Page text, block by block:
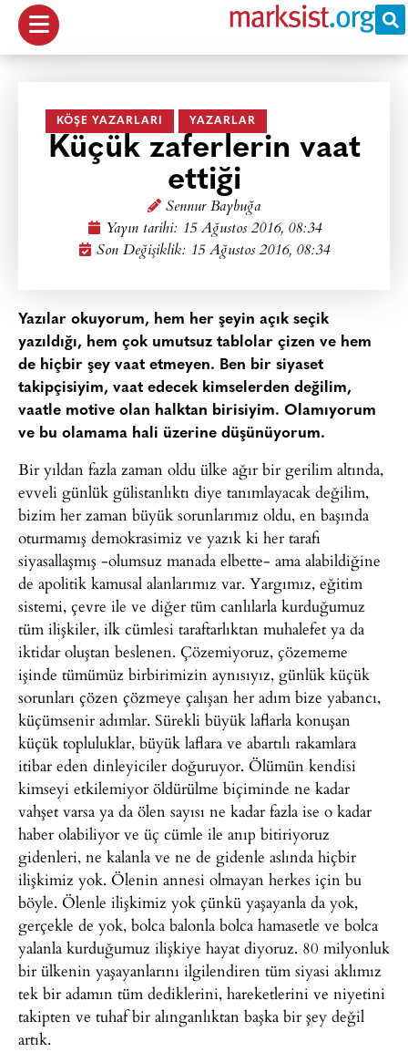
KÖŞE YAZARLARI YAZARLAR
Küçük zaferlerin vaat
ettiği
Sennur Baybuğa
Yayın tarihi: 15 Ağustos 2016, 08:34
Son Değişiklik: 15 Ağustos 2016, 08:34
Yazılar okuyorum, hem her şeyin açık seçik
yazıldığı, hem çok umutsuz tablolar çizen ve hem
de hiçbir şey vaat etmeyen. Ben bir siyaset
takipçisiyim, vaat edecek kimselerden değilim,
vaatle motive olan halktan birisiyim. Olamıyorum
ve bu olamama hali üzerine düşünüyorum.
Bir yıldan fazla zaman oldu ülke ağır bir gerilim altında,
evveli günlük gülistanlıktı diye tanımlayacak değilim,
bizim her zaman büyük sorunlarımız oldu, en başında
oturmamış demokrasimiz ve yazık ki her tarafı
siyasallaşmış -olumsuz manada elbette- ama alabildiğine
de apolitik kamusal alanlarımız var. Yargımız, eğitim
sistemi, çevre ile ve diğer tüm canlılarla kurduğumuz
tüm ilişkiler, ilk cümlesi taraftarlıktan muhalefet ya da
iktidar oluştan beslenen. Çözemiyoruz, çözememe
işinde tümümüz birbirimizin aynısıyız, günlük küçük
sorunları çözen çözmeye çalışan her adım bize yabancı,
küçümsenir adımlar. Sürekli büyük laflarla konuşan
küçük topluluklar, büyük laflara ve abartılı rakamlara
itibar eden dinleyiciler doğuruyor. Ölümün kendisi
kimseyi etkilemiyor öldürülme biçiminde ne kadar
vahşet varsa ya da ölen sayısı ne kadar fazla ise o kadar
haber olabiliyor ve üç cümle ile anıp bitiriyoruz
gidenleri, ne kalanla ve ne de gidenle aslında hiçbir
ilişkimiz yok. Ölenin annesi olmayan herkes için bu
böyle. Ölenle ilişkimiz yok çünkü yaşayanla da yok,
gerçekle de yok, bolca balonla bolca hamasetle ve bolca
yalanla kurduğumuz ilişkiye hayat diyoruz. 80 milyonluk
bir ülkenin yaşayanlarını ilgilendiren tüm siyasi aklımız
tek bir adamın tüm dediklerini, hareketlerini ve niyetini
takipten ve tuhaf bir alınganlıktan başka bir şey değil
artık.